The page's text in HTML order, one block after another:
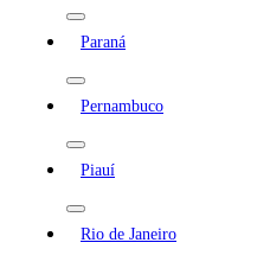
Paraná
Pernambuco
Piauí
Rio de Janeiro